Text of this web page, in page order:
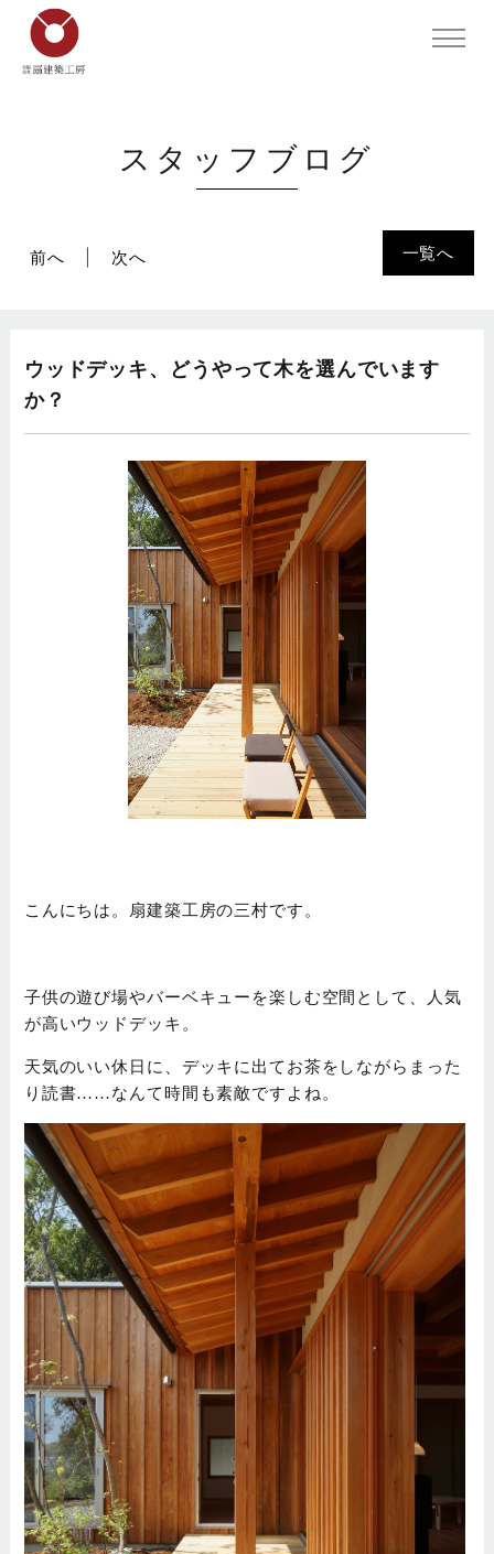
スタッフブログ
一覧へ
前へ 次へ
ウッドデッキ、どうやって木を選んでいます
か？
こんにちは。扇建築工房の三村です。
子供の遊び場やバーベキューを楽しむ空間として、人気
が高いウッドデッキ。
天気のいい休日に、デッキに出てお茶をしながらまった
り読書……なんて時間も素敵ですよね。